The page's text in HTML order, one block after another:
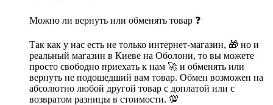
Можно ли вернуть или обменять товар ❓
Так как у нас есть не только интернет-магазин, 🎁 но и
реальный магазин в Киеве на Оболони, то вы можете
просто свободно приехать к нам 🚀 и обменять или
вернуть не подошедший вам товар. Обмен возможен на
абсолютно любой другой товар с доплатой или с
возвратом разницы в стоимости. 💯